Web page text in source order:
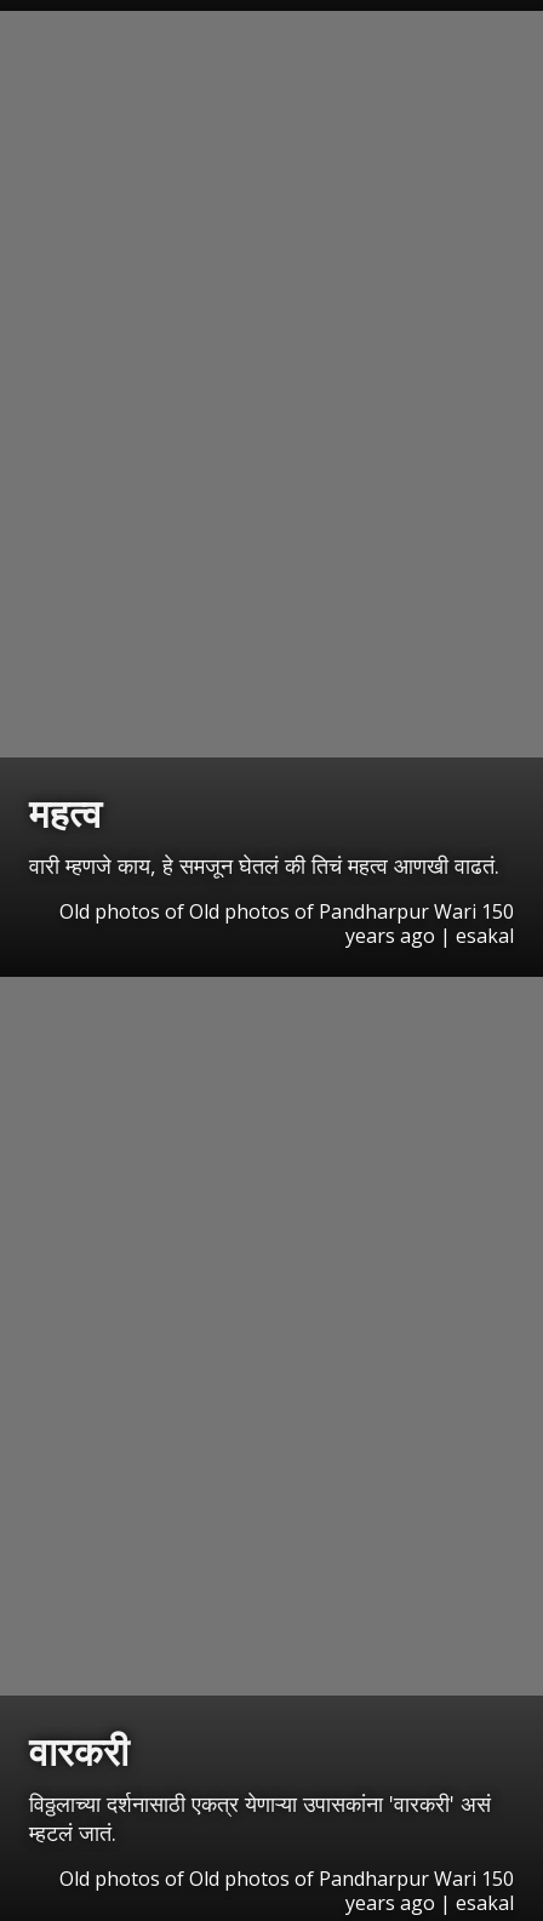
महत्व
वारी म्हणजे काय, हे समजून घेतलं की तिचं महत्व आणखी वाढतं.
Old photos of Old photos of Pandharpur Wari 150
years ago | esakal
वारकरी
विठ्ठलाच्या दर्शनासाठी एकत्र येणाऱ्या उपासकांना 'वारकरी' असं
म्हटलं जातं.
Old photos of Old photos of Pandharpur Wari 150
years ago | esakal